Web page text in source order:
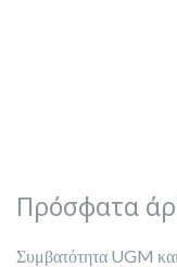
Πρόσφατα
Συμβατότητα UGM